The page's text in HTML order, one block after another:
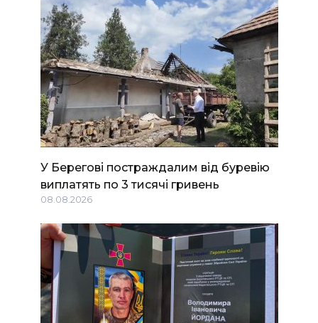
У Берегові постраждалим від буревію
виплатять по 3 тисячі гривень
08.08.2026